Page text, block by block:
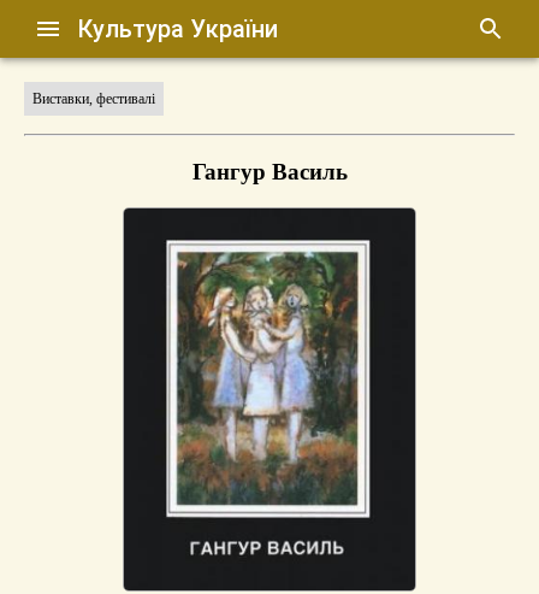
Культура України
Виставки, фестивалі
Гангур Василь